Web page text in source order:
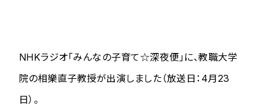
NHKラジオ「みんなの子育て☆深夜便」に、教職大学
院の相樂直子教授が出演しました（放送日：4月23
日）。